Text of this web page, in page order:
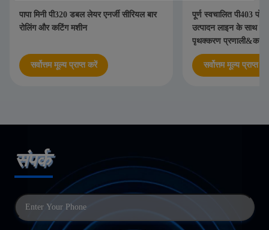
पापा मिनी पी320 डबल लेयर एनर्जी सीरियल बार
रोलिंग और कटिंग मशीन
सर्वोत्तम मूल्य प्राप्त करें
पूर्ण स्वचालित पी403
उत्पादन लाइन के साथ
पृथक्करण
सर्वोत्तम मूल्य प्राप्त
संपर्क